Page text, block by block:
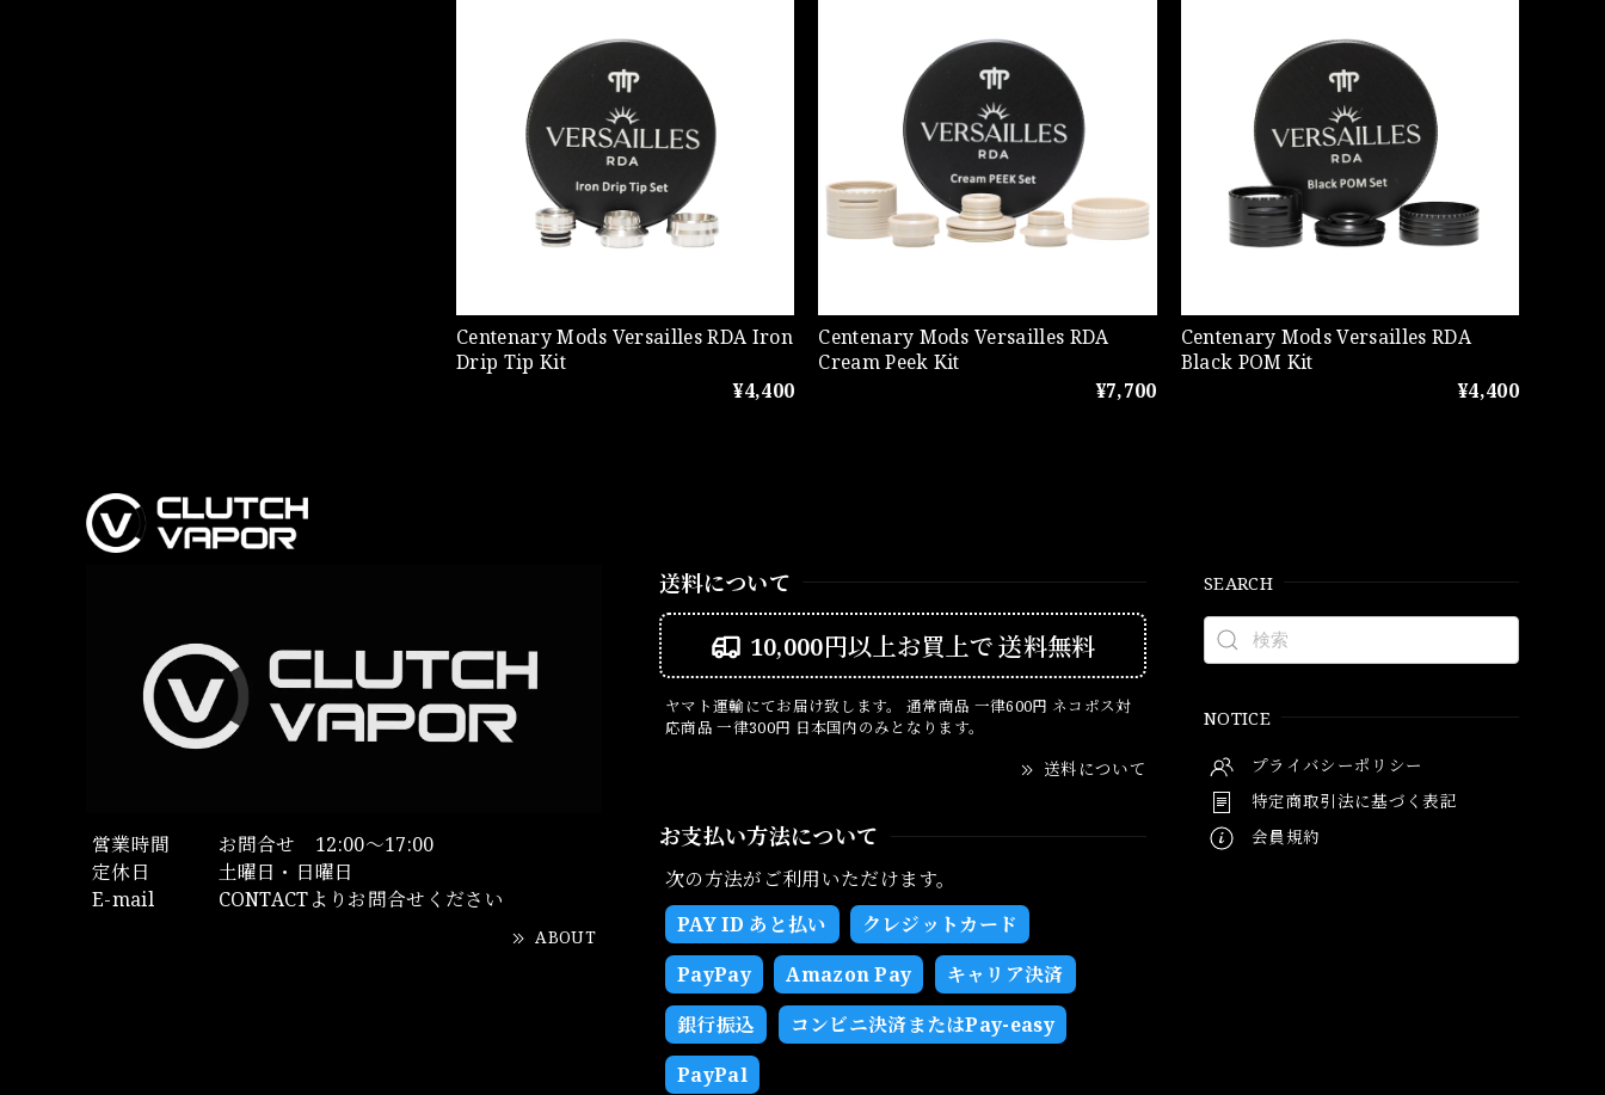
Centenary Mods Versailles RDA Iron
Drip Tip Kit
¥4,400
Centenary Mods Versailles RDA
Cream Peek Kit
¥7,700
Centenary Mods Versailles RDA
Black POM Kit
¥4,400
営業時間
お問合せ 12:00～17:00
定休日
土曜日・日曜日
E-mail
CONTACTよりお問合せください
ABOUT
送料について
10,000円以上お買上で送料無料
ヤマト運輸にてお届け致します。 通常商品 一律600円 ネコポス対
応商品 一律300円 日本国内のみとなります。
送料について
お支払い方法について
次の方法がご利用いただけます。
PAY ID あと払い
クレジットカード
PayPay
Amazon Pay
キャリア決済
銀行振込
コンビニ決済またはPay-easy
PayPal
SEARCH
NOTICE
プライバシーポリシー
特定商取引法に基づく表記
会員規約